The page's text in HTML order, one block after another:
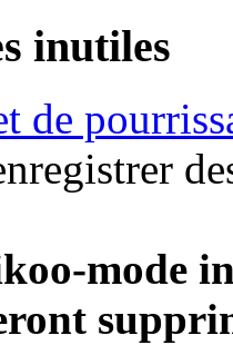
inutiles
de
mode